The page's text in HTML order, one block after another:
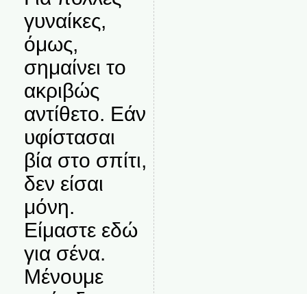
γυναίκες,
όμως,
σημαίνει το
ακριβώς
αντίθετο. Εάν
υφίστασαι
βία στο σπίτι,
δεν είσαι
μόνη.
Είμαστε εδώ
για σένα.
Μένουμε